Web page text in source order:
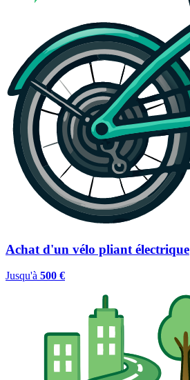
Achat d'un vélo pliant électrique
Jusqu'à 500 €